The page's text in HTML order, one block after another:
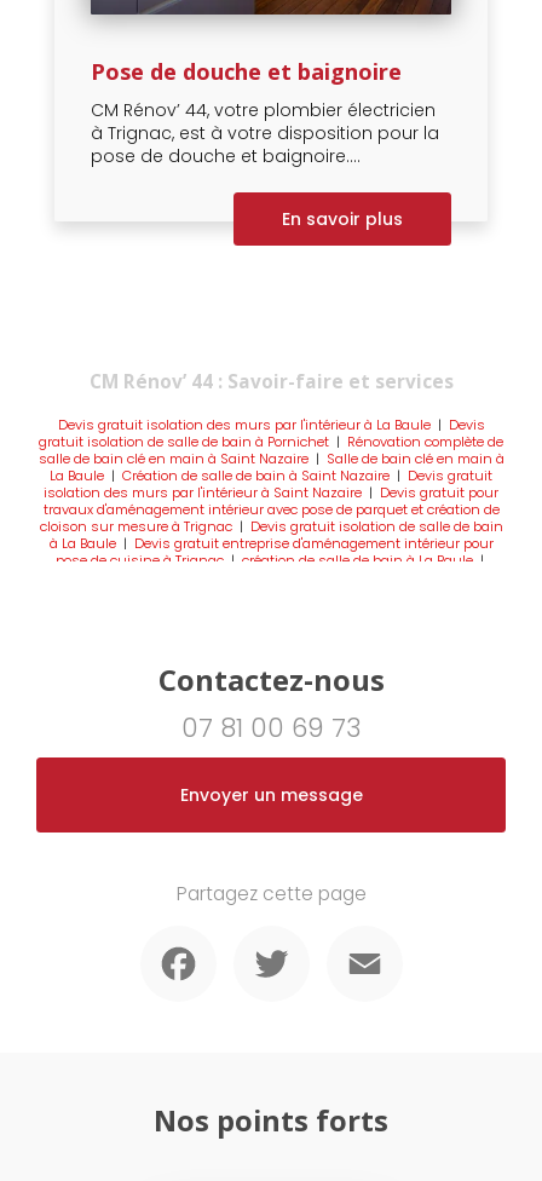
Pose de douche et baignoire
CM Rénov’ 44, votre plombier électricien
à Trignac, est à votre disposition pour la
pose de douche et baignoire....
En savoir plus
CM Rénov’ 44 : Savoir-faire et services
Devis gratuit isolation des murs par l'intérieur à La Baule| Devis
gratuit isolation de salle de bain à Pornichet | Rénovation complète de
salle de bain clé en main à Saint Nazaire| Salle de bain clé en main à
La Baule | Création de salle de bain à Saint Nazaire | Devis gratuit
isolation des murs par l'intérieur à Saint Nazaire | Devis gratuit pour
travaux d'aménagement intérieur avec pose de parquet et création de
cloison sur mesure à Trignac| Devis gratuit isolation de salle de bain
à La Baule| Devis gratuit entreprise d'aménagement intérieur pour
pose de cuisine à Trignac| création de salle de bain à La Baule|
de bain clé en main à Pornichet
Contactez-nous
07 81 00 69 73
Envoyer un message
Partagez cette page
Nos points forts